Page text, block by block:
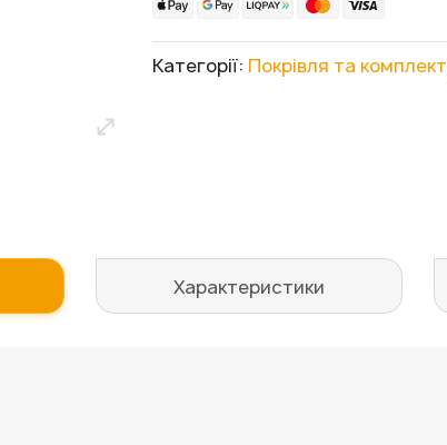
Категорії: Покрівля та
Характеристики